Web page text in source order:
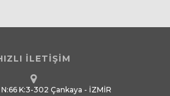
İLETİŞİM
N:66 K:3-302 Çankaya - İZMİR